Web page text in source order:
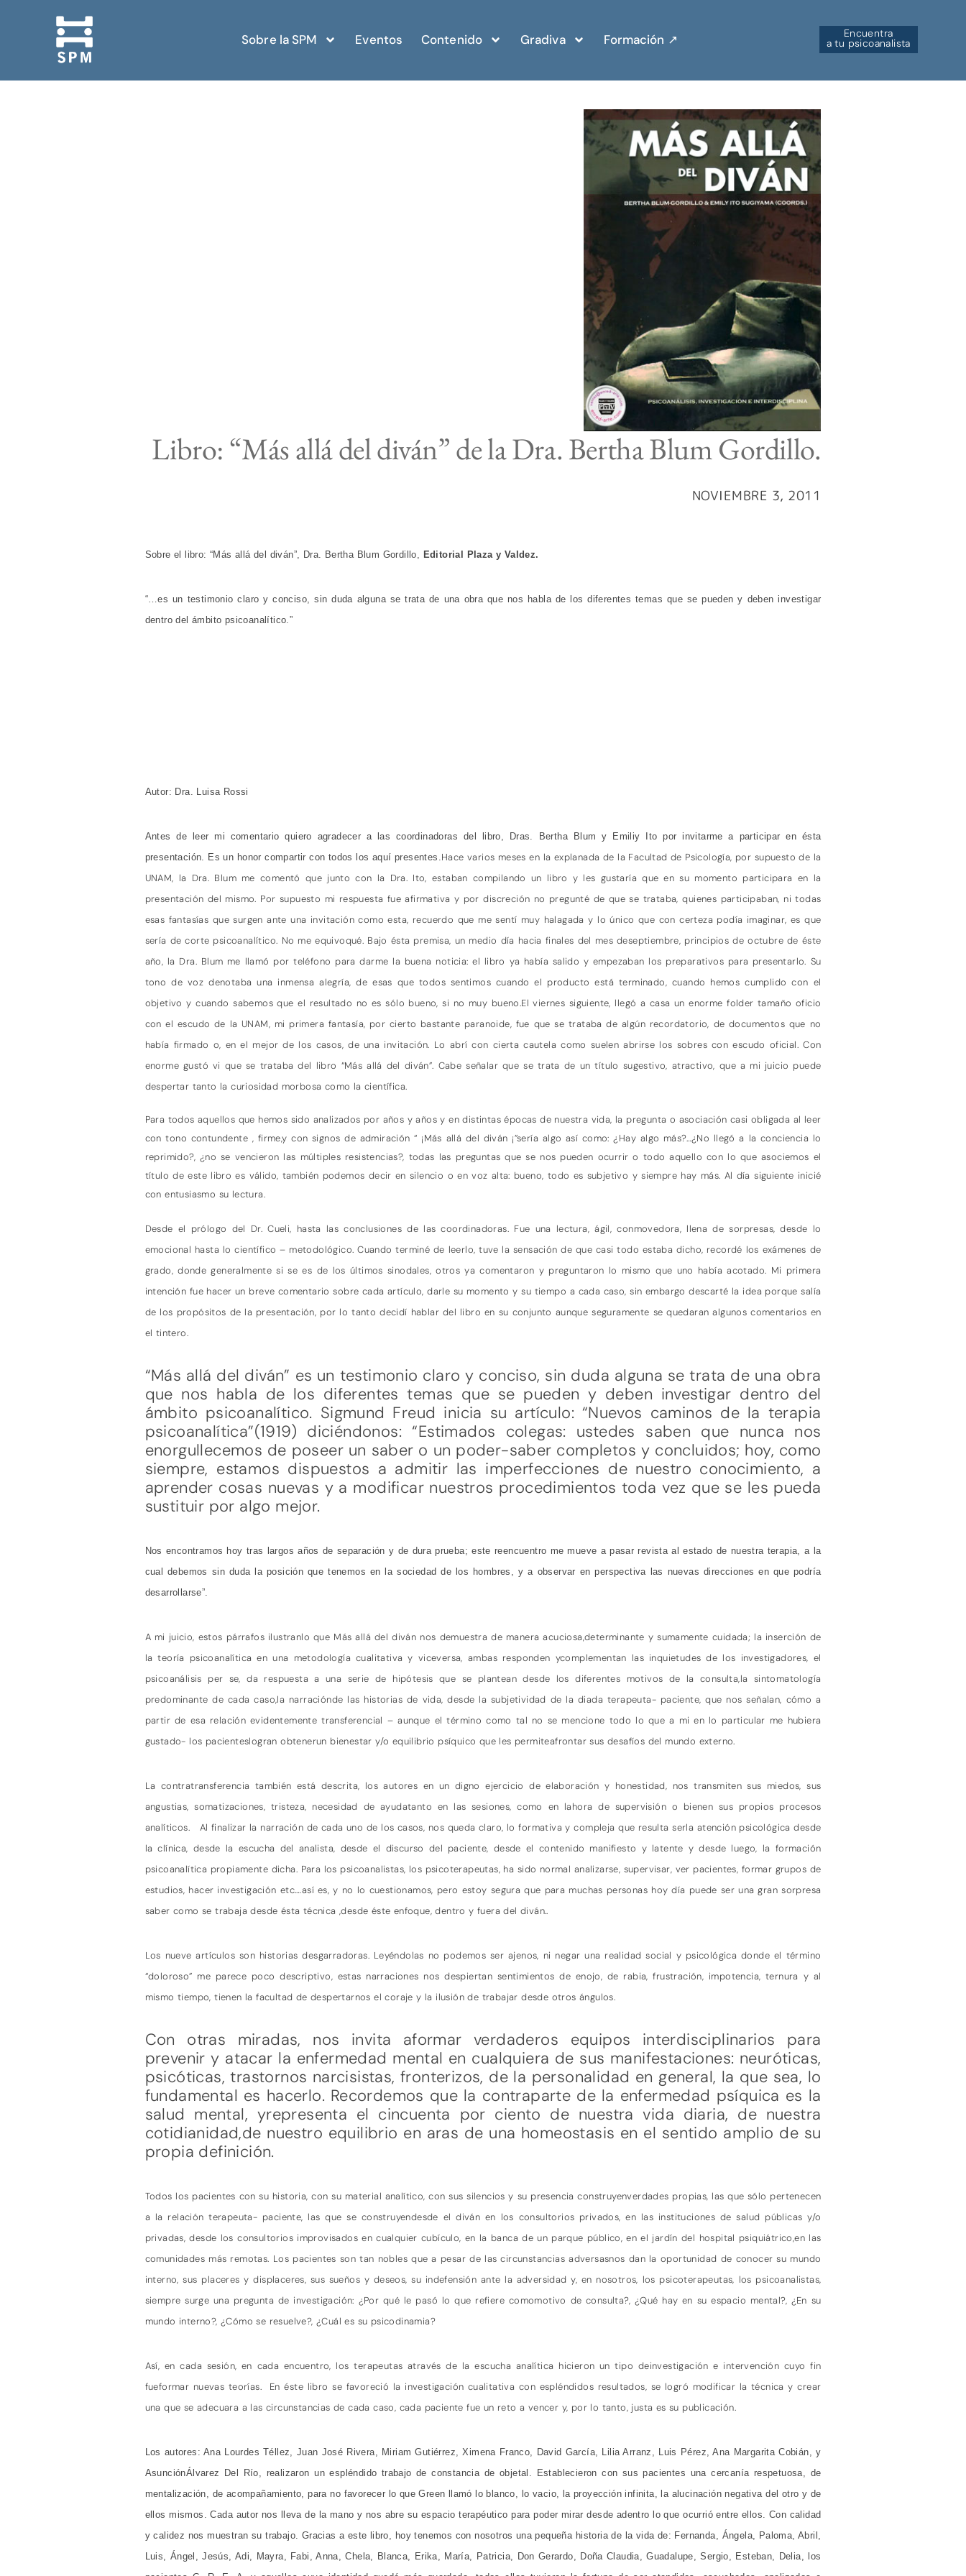
Sobre la SPM Eventos Contenido Gradiva Formación ↗︎ Encuentra
a tu psicoanalista
Libro: “Más allá del diván” de la Dra. Bertha Blum Gordillo.
NOVIEMBRE 3, 2011
Sobre el libro: “Más allá del diván”, Dra. Bertha Blum Gordillo, Editorial Plaza y Valdez.
“…es un testimonio claro y conciso, sin duda alguna se trata de una obra que nos habla de los diferentes temas que se pueden y deben investigar
dentro del ámbito psicoanalítico.”
Autor: Dra. Luisa Rossi
Antes de leer mi comentario quiero agradecer a las coordinadoras del libro, Dras. Bertha Blum y Emiliy Ito por invitarme a participar en ésta
presentación. Es un honor compartir con todos los aquí presentes.Hace varios meses en la explanada de la Facultad de Psicología, por supuesto de la
UNAM, la Dra. Blum me comentó que junto con la Dra. Ito, estaban compilando un libro y les gustaría que en su momento participara en la
presentación del mismo. Por supuesto mi respuesta fue afirmativa y por discreción no pregunté de que se trataba, quienes participaban, ni todas
esas fantasías que surgen ante una invitación como esta, recuerdo que me sentí muy halagada y lo único que con certeza podía imaginar, es que
sería de corte psicoanalítico. No me equivoqué. Bajo ésta premisa, un medio día hacia finales del mes deseptiembre, principios de octubre de éste
año, la Dra. Blum me llamó por teléfono para darme la buena noticia: el libro ya había salido y empezaban los preparativos para presentarlo. Su
tono de voz denotaba una inmensa alegría, de esas que todos sentimos cuando el producto está terminado, cuando hemos cumplido con el
objetivo y cuando sabemos que el resultado no es sólo bueno, si no muy bueno.El viernes siguiente, llegó a casa un enorme folder tamaño oficio
con el escudo de la UNAM, mi primera fantasía, por cierto bastante paranoide, fue que se trataba de algún recordatorio, de documentos que no
había firmado o, en el mejor de los casos, de una invitación. Lo abrí con cierta cautela como suelen abrirse los sobres con escudo oficial. Con
enorme gustó vi que se trataba del libro “Más allá del diván”. Cabe señalar que se trata de un título sugestivo, atractivo, que a mi juicio puede
despertar tanto la curiosidad morbosa como la científica.
Para todos aquellos que hemos sido analizados por años y años y en distintas épocas de nuestra vida, la pregunta o asociación casi obligada al leer
con tono contundente , firme,y con signos de admiración “ ¡Más allá del diván ¡”sería algo así como: ¿Hay algo más?…¿No llegó a la conciencia lo
reprimido?, ¿no se vencieron las múltiples resistencias?, todas las preguntas que se nos pueden ocurrir o todo aquello con lo que asociemos el
título de este libro es válido, también podemos decir en silencio o en voz alta: bueno, todo es subjetivo y siempre hay más. Al día siguiente inicié
con entusiasmo su lectura.
Desde el prólogo del Dr. Cueli, hasta las conclusiones de las coordinadoras. Fue una lectura, ágil, conmovedora, llena de sorpresas, desde lo
emocional hasta lo científico – metodológico. Cuando terminé de leerlo, tuve la sensación de que casi todo estaba dicho, recordé los exámenes de
grado, donde generalmente si se es de los últimos sinodales, otros ya comentaron y preguntaron lo mismo que uno había acotado. Mi primera
intención fue hacer un breve comentario sobre cada artículo, darle su momento y su tiempo a cada caso, sin embargo descarté la idea porque salía
de los propósitos de la presentación, por lo tanto decidí hablar del libro en su conjunto aunque seguramente se quedaran algunos comentarios en
el tintero.
“Más allá del diván” es un testimonio claro y conciso, sin duda alguna se trata de una obra
que nos habla de los diferentes temas que se pueden y deben investigar dentro del
ámbito psicoanalítico. Sigmund Freud inicia su artículo: “Nuevos caminos de la terapia
psicoanalítica”(1919) diciéndonos: “Estimados colegas: ustedes saben que nunca nos
enorgullecemos de poseer un saber o un poder-saber completos y concluidos; hoy, como
siempre, estamos dispuestos a admitir las imperfecciones de nuestro conocimiento, a
aprender cosas nuevas y a modificar nuestros procedimientos toda vez que se les pueda
sustituir por algo mejor.
Nos encontramos hoy tras largos años de separación y de dura prueba; este reencuentro me mueve a pasar revista al estado de nuestra terapia, a la
cual debemos sin duda la posición que tenemos en la sociedad de los hombres, y a observar en perspectiva las nuevas direcciones en que podría
desarrollarse”.
A mi juicio, estos párrafos ilustranlo que Más allá del diván nos demuestra de manera acuciosa,determinante y sumamente cuidada; la inserción de
la teoría psicoanalítica en una metodología cualitativa y viceversa, ambas responden ycomplementan las inquietudes de los investigadores, el
psicoanálisis per se, da respuesta a una serie de hipótesis que se plantean desde los diferentes motivos de la consulta,la sintomatología
predominante de cada caso,la narraciónde las historias de vida, desde la subjetividad de la diada terapeuta- paciente, que nos señalan, cómo a
partir de esa relación evidentemente transferencial – aunque el término como tal no se mencione todo lo que a mi en lo particular me hubiera
gustado- los pacienteslogran obtenerun bienestar y/o equilibrio psíquico que les permiteafrontar sus desafíos del mundo externo.
La contratransferencia también está descrita, los autores en un digno ejercicio de elaboración y honestidad, nos transmiten sus miedos, sus
angustias, somatizaciones, tristeza, necesidad de ayudatanto en las sesiones, como en lahora de supervisión o bienen sus propios procesos
analíticos.
Al finalizar la narración de cada uno de los casos, nos queda claro, lo formativa y compleja que resulta serla atención psicológica desde
la clínica, desde la escucha del analista, desde el discurso del paciente, desde el contenido manifiesto y latente y desde luego, la formación
psicoanalítica propiamente dicha. Para los psicoanalistas, los psicoterapeutas, ha sido normal analizarse, supervisar, ver pacientes, formar grupos de
estudios, hacer investigación etc.…así es, y no lo cuestionamos, pero estoy segura que para muchas personas hoy día puede ser una gran sorpresa
saber como se trabaja desde ésta técnica ,desde éste enfoque, dentro y fuera del diván..
Los nueve artículos son historias desgarradoras. Leyéndolas no podemos ser ajenos, ni negar una realidad social y psicológica donde el término
“doloroso” me parece poco descriptivo, estas narraciones nos despiertan sentimientos de enojo, de rabia, frustración, impotencia, ternura y al
mismo tiempo, tienen la facultad de despertarnos el coraje y la ilusión de trabajar desde otros ángulos.
Con otras miradas, nos invita aformar verdaderos equipos interdisciplinarios para
prevenir y atacar la enfermedad mental en cualquiera de sus manifestaciones: neuróticas,
psicóticas, trastornos narcisistas, fronterizos, de la personalidad en general, la que sea, lo
fundamental es hacerlo. Recordemos que la contraparte de la enfermedad psíquica es la
salud mental, yrepresenta el cincuenta por ciento de nuestra vida diaria, de nuestra
cotidianidad,de nuestro equilibrio en aras de una homeostasis en el sentido amplio de su
propia definición.
Todos los pacientes con su historia, con su material analítico, con sus silencios y su presencia construyenverdades propias, las que sólo pertenecen
a la relación terapeuta- paciente, las que se construyendesde el diván en los consultorios privados, en las instituciones de salud públicas y/o
privadas, desde los consultorios improvisados en cualquier cubículo, en la banca de un parque público, en el jardín del hospital psiquiátrico,en las
comunidades más remotas. Los pacientes son tan nobles que a pesar de las circunstancias adversasnos dan la oportunidad de conocer su mundo
interno, sus placeres y displaceres, sus sueños y deseos, su indefensión ante la adversidad y, en nosotros, los psicoterapeutas, los psicoanalistas,
siempre surge una pregunta de investigación: ¿Por qué le pasó lo que refiere comomotivo de consulta?, ¿Qué hay en su espacio mental?, ¿En su
mundo interno?, ¿Cómo se resuelve?, ¿Cuál es su psicodinamia?
Así, en cada sesión, en cada encuentro, los terapeutas através de la escucha analítica hicieron un tipo deinvestigación e intervención cuyo fin
fueformar nuevas teorías. En éste libro se favoreció la investigación cualitativa con espléndidos resultados, se logró modificar la técnica y crear
una que se adecuara a las circunstancias de cada caso, cada paciente fue un reto a vencer y, por lo tanto, justa es su publicación.
Los autores: Ana Lourdes Téllez, Juan José Rivera, Miriam Gutiérrez, Ximena Franco, David García, Lilia Arranz, Luis Pérez, Ana Margarita Cobián, y
AsunciónÁlvarez Del Río, realizaron un espléndido trabajo de constancia de objetal. Establecieron con sus pacientes una cercanía respetuosa, de
mentalización, de acompañamiento, para no favorecer lo que Green llamó lo blanco, lo vacio, la proyección infinita, la alucinación negativa del otro y de
ellos mismos. Cada autor nos lleva de la mano y nos abre su espacio terapéutico para poder mirar desde adentro lo que ocurrió entre ellos. Con calidad
y calidez nos muestran su trabajo. Gracias a este libro, hoy tenemos con nosotros una pequeña historia de la vida de: Fernanda, Ángela, Paloma, Abril,
Luis, Ángel, Jesús, Adi, Mayra, Fabi, Anna, Chela, Blanca, Erika, María, Patricia, Don Gerardo, Doña Claudia, Guadalupe, Sergio, Esteban, Delia, los